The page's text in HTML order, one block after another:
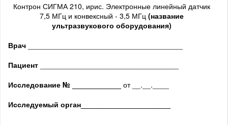
Контрон СИГМА 210, ирис. Электронные линейный датчик
7,5 МГц и конвексный - 3,5 МГц (название
ультразвукового оборудования)
Врач
Пациент
Исследование № ____________ от __.__.____
Исследуемый орган